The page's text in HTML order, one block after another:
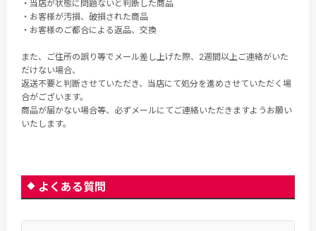
・当店が状態に問題ないと判断した商品
・お客様が汚損、破損された商品
・お客様のご都合による返品、交換
また、ご住所の誤り等でメール差し上げた際、2週間以上ご連絡がいた
だけない場合、
返送不要と判断させていただき、当店にて処分を進めさせていただく場
合がございます。
商品が届かない場合等、必ずメールにてご連絡いただきますようお願い
いたします。
よくある質問